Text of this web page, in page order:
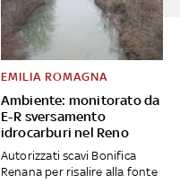
Ambiente: monitorato da
E-R sversamento
idrocarburi nel Reno
EMILIA ROMAGNA
Autorizzati scavi Bonifica
Renana per risalire alla fonte